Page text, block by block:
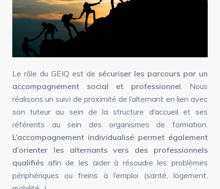
Le rôle du GEIQ est de sécuriser les parcours par un
accompagnement social et professionnel. Nous
réalisons un suivi de proximité de l’alternant en lien avec
son tuteur au sein de la structure d’accueil et ses
référents au sein des organismes de formation.
L’accompagnement individualisé permet également
d’orienter les alternants vers des professionnels
qualifiés afin de les aider à résoudre les problèmes
périphériques ou freins à l’emploi (santé, logement,